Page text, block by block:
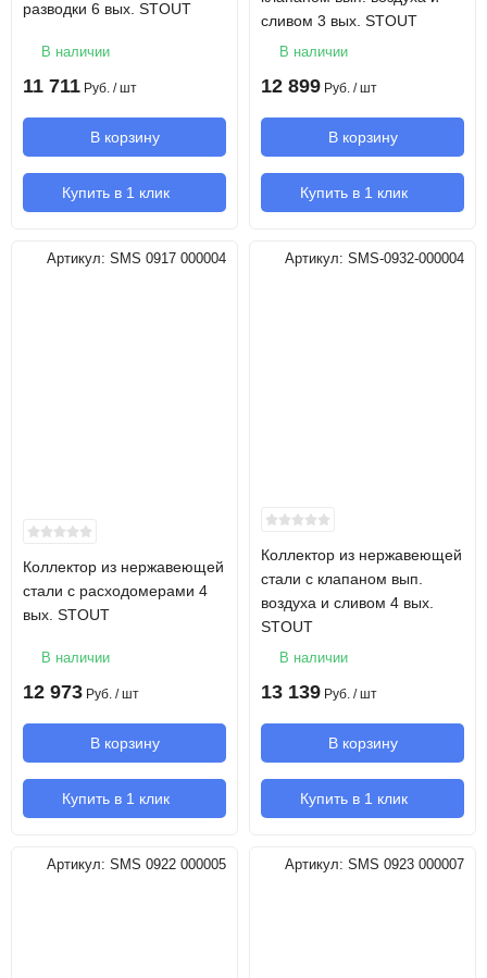
разводки 6 вых. STOUT
В наличии
11 711 Руб. / шт
В корзину
Купить в 1 клик
сливом 3 вых. STOUT
В наличии
12 899 Руб. / шт
В корзину
Купить в 1 клик
Артикул: SMS 0917 000004
Коллектор из нержавеющей
стали с расходомерами 4
вых. STOUT
В наличии
12 973 Руб. / шт
В корзину
Купить в 1 клик
Артикул: SMS-0932-000004
Коллектор из нержавеющей
стали с клапаном вып.
воздуха и сливом 4 вых.
STOUT
В наличии
13 139 Руб. / шт
В корзину
Купить в 1 клик
Артикул: SMS 0922 000005 Артикул: SMS 0923 000007